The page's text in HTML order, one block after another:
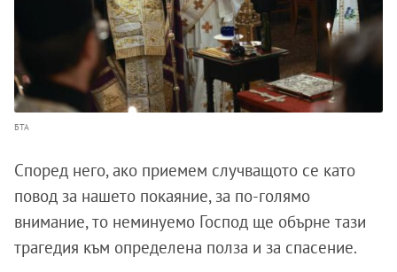
БТА
Според него, ако приемем случващото се като
повод за нашето покаяние, за по-голямо
внимание, то неминуемо Господ ще обърне тази
трагедия към определена полза и за спасение.